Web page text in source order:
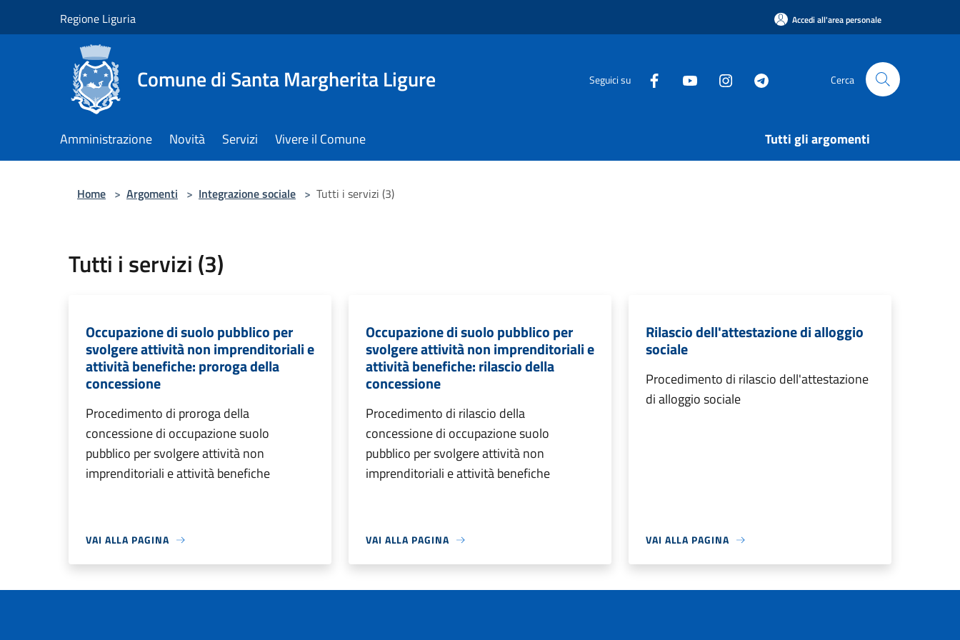
Regione Liguria Accedi all'area personale
Comune di Santa Margherita Ligure Seguici su Cerca
Amministrazione Novità Servizi Vivere il Comune Tutti gli argomenti
Home > Argomenti > Integrazione sociale > Tutti i servizi (3)
Tutti i servizi (3)
Occupazione di suolo pubblico per
svolgere attività non imprenditoriali e
attività benefiche: proroga della
concessione
Procedimento di proroga della
concessione di occupazione suolo
pubblico per svolgere attività non
imprenditoriali e attività benefiche
VAI ALLA PAGINA
Occupazione di suolo pubblico per
svolgere attività non imprenditoriali e
attività benefiche: rilascio della
concessione
Procedimento di rilascio della
concessione di occupazione suolo
pubblico per svolgere attività non
imprenditoriali e attività benefiche
VAI ALLA PAGINA
Rilascio dell'attestazione di alloggio
sociale
Procedimento di rilascio dell'attestazione
di alloggio sociale
VAI ALLA PAGINA